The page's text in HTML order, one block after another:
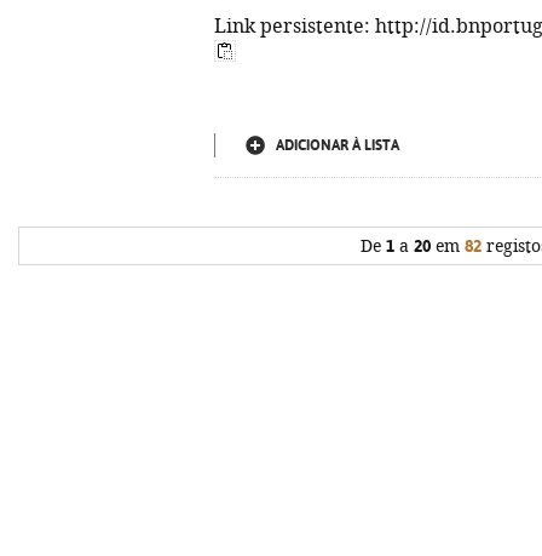
Link persistente: http://
ADICIONAR À LISTA
De 1a 20em 82